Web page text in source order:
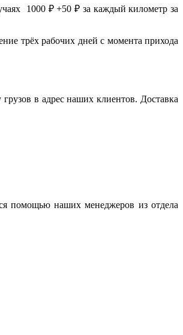
1000 ₽ +50 ₽ за каждый километр за
трёх рабочих дней с момента прихода
в адрес наших клиентов. Доставка
помощью наших менеджеров из отдела